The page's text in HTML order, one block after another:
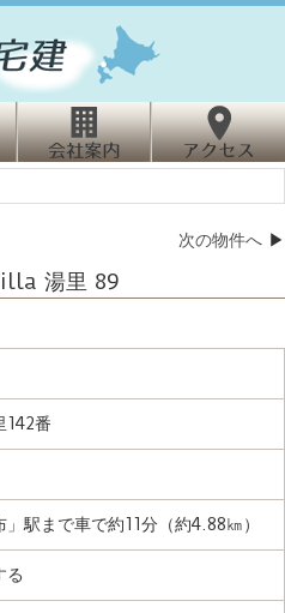
物 会
次の物件へ ▶
湯里 89
142番
駅まで車で約11分（約4.88㎞）
る